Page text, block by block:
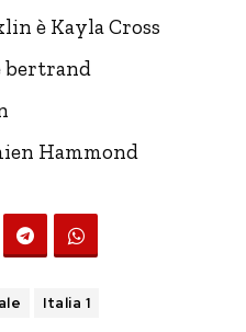
è Kayla Cross
bertrand
Hammond
Italia 1